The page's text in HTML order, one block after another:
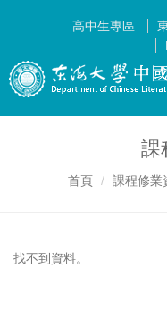
高中生專區
課
首頁 課程修業
找不到資料。